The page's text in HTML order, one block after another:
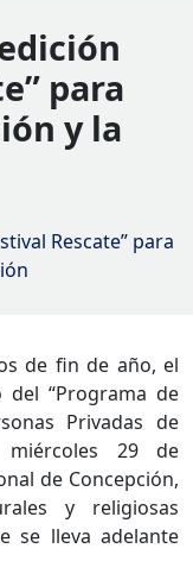
para
y la
Rescate” para
de fin de año, el
“Programa de
Privadas de
29 de
de Concepción,
y religiosas
se lleva adelante